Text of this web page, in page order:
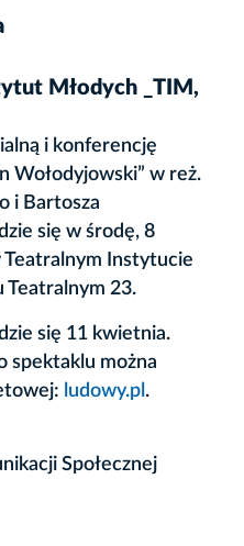
Młodych _TIM,
i konferencję
Wołodyjowski” w reż.
i Bartosza
się w środę, 8
Teatralnym Instytucie
Teatralnym 23.
się 11 kwietnia.
spektaklu można
ludowy.pl .
Społecznej